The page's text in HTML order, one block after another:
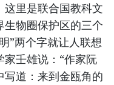
里是联合国教科文
物圈保护区的三个
”两个字就让人联想
壬雄说：“作家阮
道：来到金瓯角的